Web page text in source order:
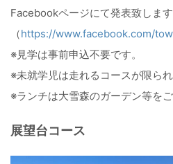
Facebookページにて発表致します
（https://www.facebook.com/
※見学は事前申込不要です。
※未就学児は走れるコースが限られ
※ランチは大雪森のガーデン等をご
展望台コース